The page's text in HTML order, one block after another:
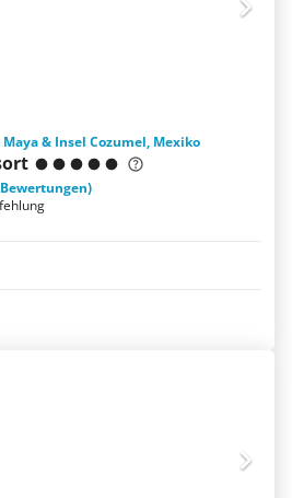
& Insel Cozumel, Mexiko